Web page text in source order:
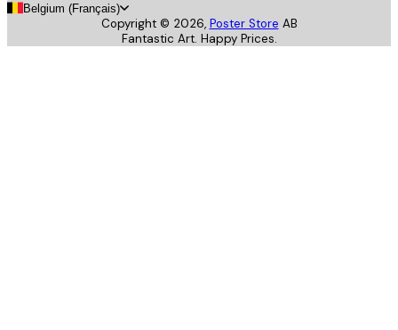
Belgium (Français)
Copyright © 2026, Poster Store AB
Fantastic Art. Happy Prices.